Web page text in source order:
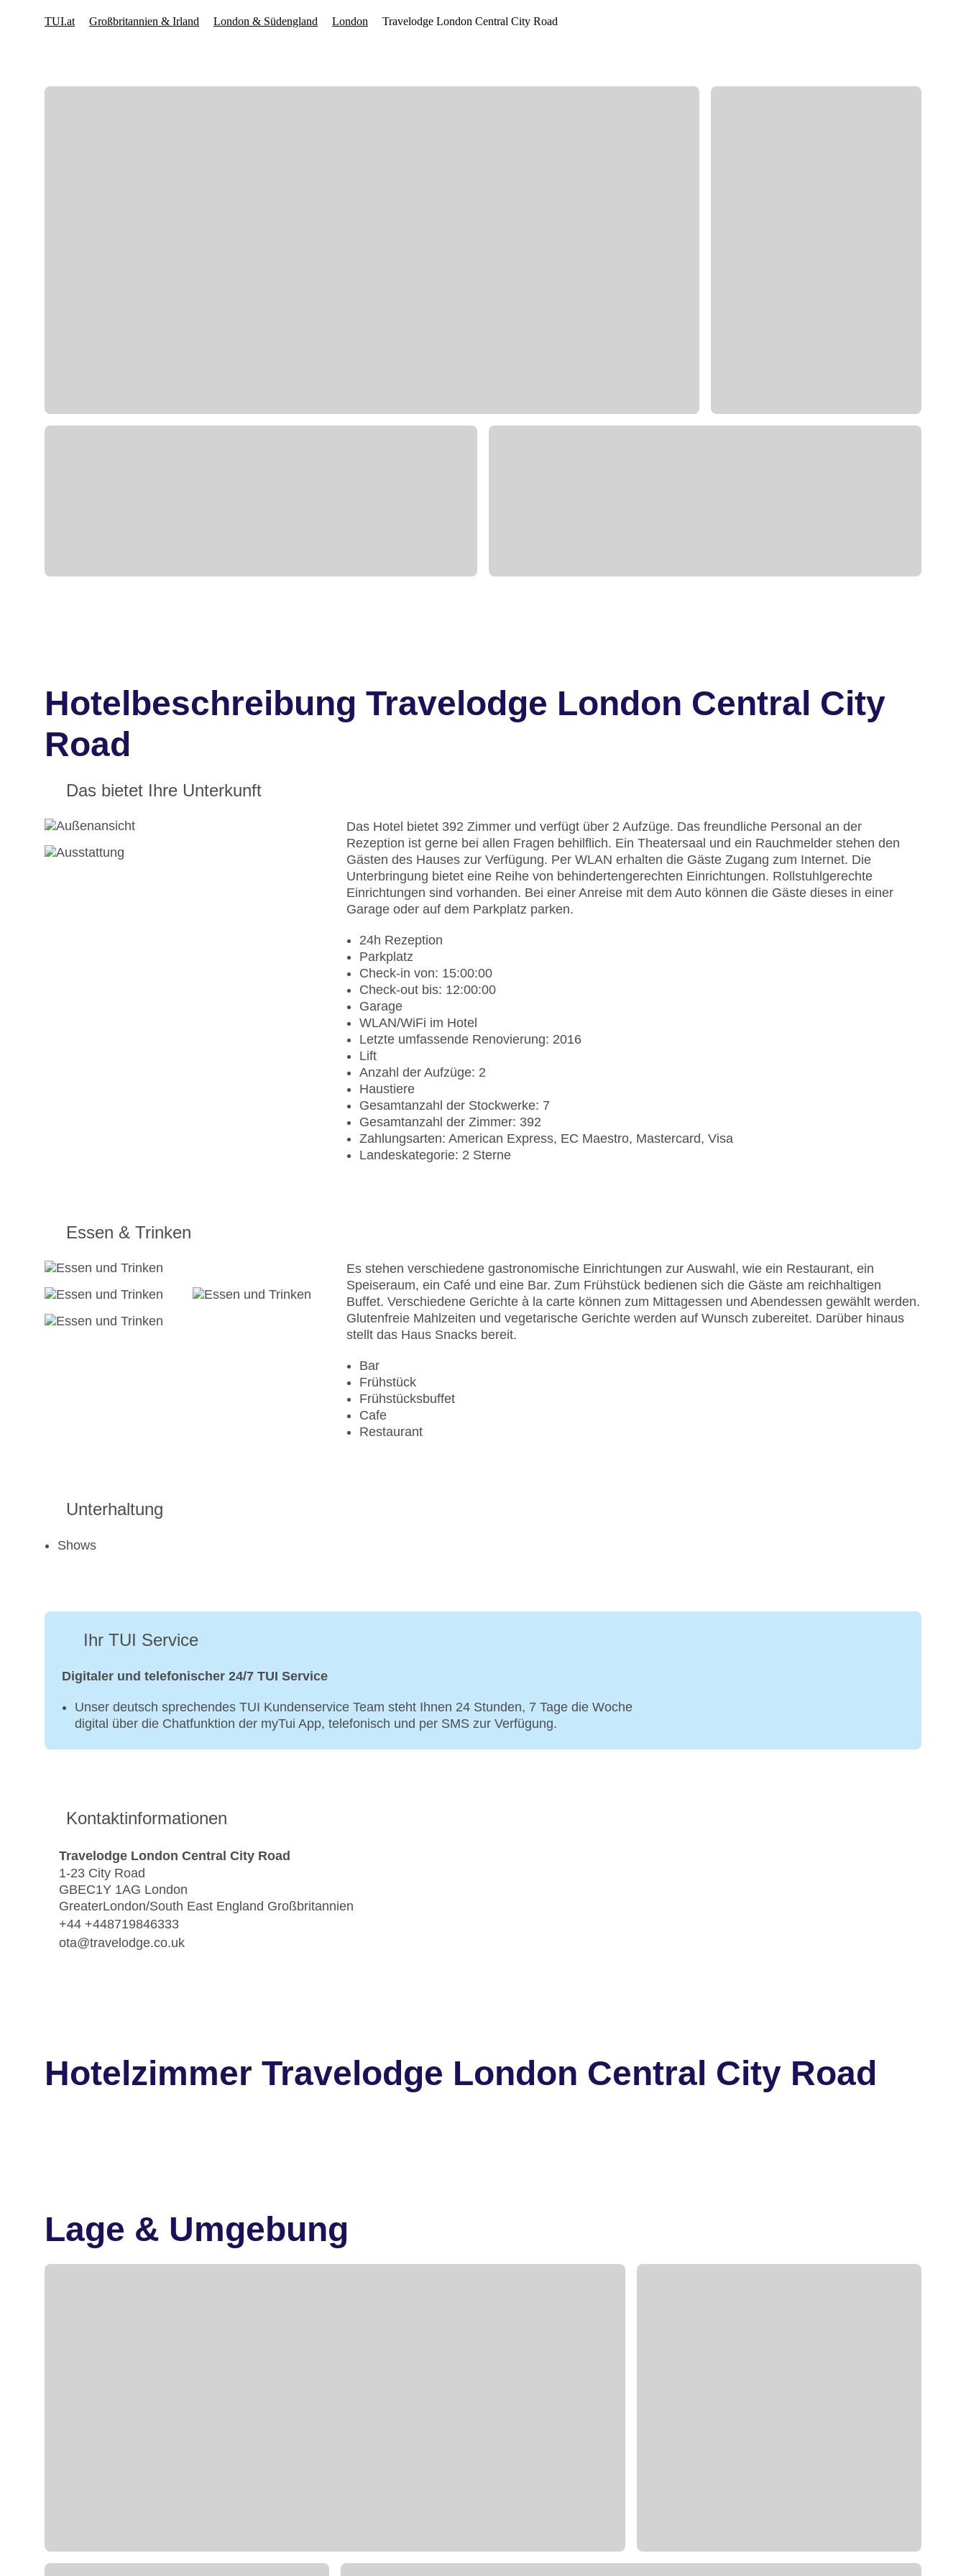
Hotelbeschreibung Travelodge London Central City
Road
Das bietet Ihre Unterkunft
Das Hotel bietet 392 Zimmer und verfügt über 2 Aufzüge. Das freundliche Personal an der
Rezeption ist gerne bei allen Fragen behilflich. Ein Theatersaal und ein Rauchmelder stehen den
Gästen des Hauses zur Verfügung. Per WLAN erhalten die Gäste Zugang zum Internet. Die
Unterbringung bietet eine Reihe von behindertengerechten Einrichtungen. Rollstuhlgerechte
Einrichtungen sind vorhanden. Bei einer Anreise mit dem Auto können die Gäste dieses in einer
Garage oder auf dem Parkplatz parken.
24h Rezeption
Parkplatz
Check-in von: 15:00:00
Check-out bis: 12:00:00
Garage
WLAN/WiFi im Hotel
Letzte umfassende Renovierung: 2016
Lift
Anzahl der Aufzüge: 2
Haustiere
Gesamtanzahl der Stockwerke: 7
Gesamtanzahl der Zimmer: 392
Zahlungsarten: American Express, EC Maestro, Mastercard, Visa
Landeskategorie: 2 Sterne
Essen & Trinken
Es stehen verschiedene gastronomische Einrichtungen zur Auswahl, wie ein Restaurant, ein
Speiseraum, ein Café und eine Bar. Zum Frühstück bedienen sich die Gäste am reichhaltigen
Buffet. Verschiedene Gerichte à la carte können zum Mittagessen und Abendessen gewählt werden.
Glutenfreie Mahlzeiten und vegetarische Gerichte werden auf Wunsch zubereitet. Darüber hinaus
stellt das Haus Snacks bereit.
Bar
Frühstück
Frühstücksbuffet
Cafe
Restaurant
Unterhaltung
Shows
Ihr TUI Service
Digitaler und telefonischer 24/7 TUI Service
Unser deutsch sprechendes TUI Kundenservice Team steht Ihnen 24 Stunden, 7 Tage die Woche
digital über die Chatfunktion der myTui App, telefonisch und per SMS zur Verfügung.
Kontaktinformationen
Travelodge London Central City Road
1-23 City Road
GBEC1Y 1AG London
GreaterLondon/South East England Großbritannien
+44 +448719846333
ota@travelodge.co.uk
Hotelzimmer Travelodge London Central City Road
Lage & Umgebung